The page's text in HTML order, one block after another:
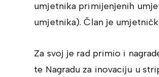
umjetnika primijenjenih
umjetnika). Član je
Za svoj je rad primio i
te Nagradu za inovaciju u